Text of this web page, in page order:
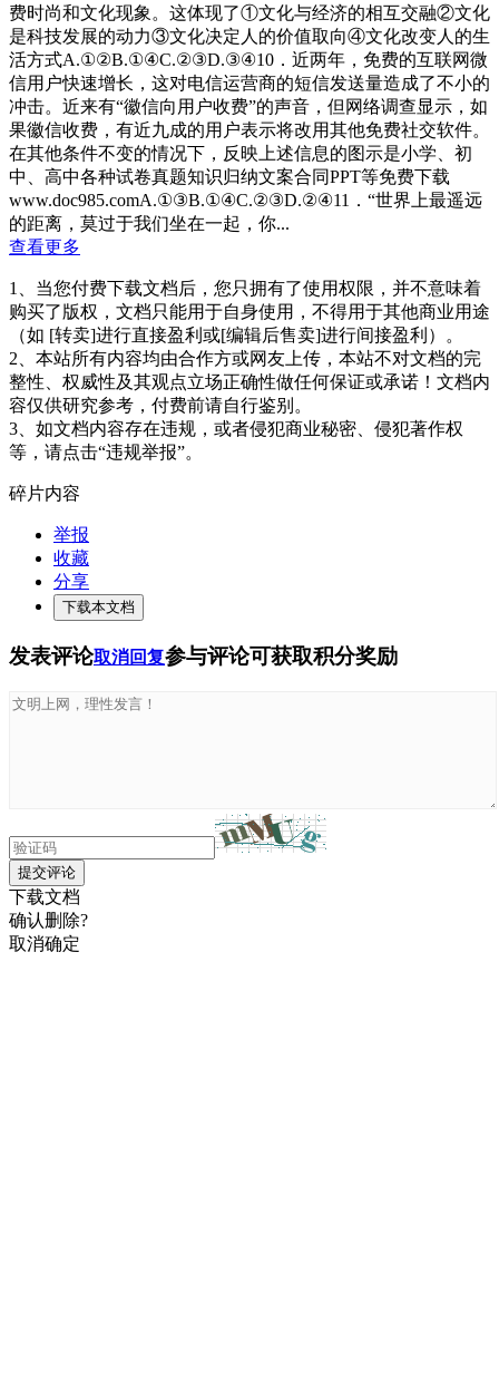
费时尚和文化现象。这体现了①文化与经济的相互交融②文化
是科技发展的动力③文化决定人的价值取向④文化改变人的生
活方式A.①②B.①④C.②③D.③④10．近两年，免费的互联网微
信用户快速增长，这对电信运营商的短信发送量造成了不小的
冲击。近来有“徽信向用户收费”的声音，但网络调查显示，如
果徽信收费，有近九成的用户表示将改用其他免费社交软件。
在其他条件不变的情况下，反映上述信息的图示是小学、初
中、高中各种试卷真题知识归纳文案合同PPT等免费下载
www.doc985.comA.①③B.①④C.②③D.②④11．“世界上最遥远
的距离，莫过于我们坐在一起，你...
查看更多
1、当您付费下载文档后，您只拥有了使用权限，并不意味着
购买了版权，文档只能用于自身使用，不得用于其他商业用途
（如 [转卖]进行直接盈利或[编辑后售卖]进行间接盈利）。
2、本站所有内容均由合作方或网友上传，本站不对文档的完
整性、权威性及其观点立场正确性做任何保证或承诺！文档内
容仅供研究参考，付费前请自行鉴别。
3、如文档内容存在违规，或者侵犯商业秘密、侵犯著作权
等，请点击“违规举报”。
碎片内容
举报
收藏
分享
下载本文档
发表评论取消回复参与评论可获取积分奖励
提交评论
下载文档
确认删除?
取消确定